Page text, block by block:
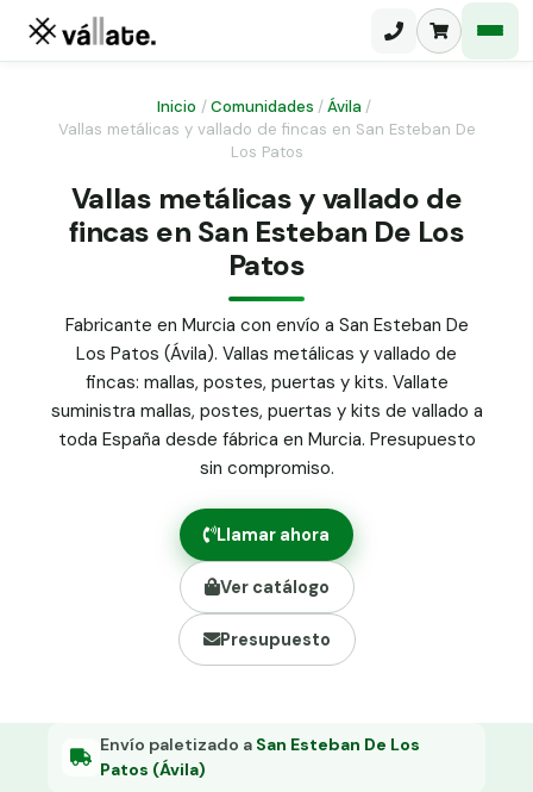
Malla electrosoldada
Malla ganadera
Malla simple torsión
Malla triple torsión
Panel malla H.
Puerta abatible dos hojas
Puerta acceso peatonal
Poste malla Hércules
Poste malla simple torsión
Alambre de espino galvanizado
Alambre liso galvanizado
Malla ocultación 70 g/m² verde
Grapa malla H.
Grapadora
Grapas a-18
Inicio /Comunidades /Ávila /
Vallas metálicas y vallado de fincas en San Esteban De
Los Patos
Vallas metálicas y vallado de
fincas en San Esteban De Los
Patos
Fabricante en Murcia con envío a San Esteban De
Los Patos (Ávila). Vallas metálicas y vallado de
fincas: mallas, postes, puertas y kits. Vallate
suministra mallas, postes, puertas y kits de vallado a
toda España desde fábrica en Murcia. Presupuesto
sin compromiso.
Llamar ahora
Ver catálogo
Presupuesto
Envío paletizado a San Esteban De Los
Patos (Ávila)